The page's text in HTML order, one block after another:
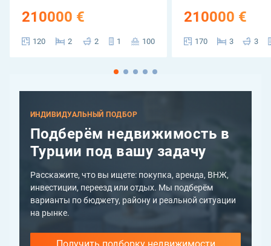
210000 €
120 2 2 1 100
210000 €
170 3 3
ИНДИВИДУАЛЬНЫЙ ПОДБОР
Подберём недвижимость в
Турции под вашу задачу
Расскажите, что вы ищете: покупка, аренда, ВНЖ,
инвестиции, переезд или отдых. Мы подберём
варианты по бюджету, району и реальной ситуации
на рынке.